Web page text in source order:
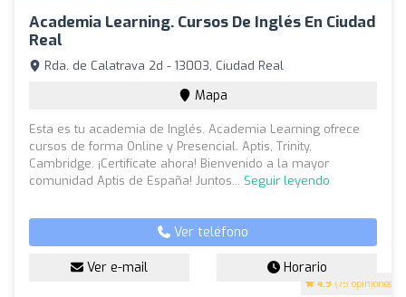
Academia Learning. Cursos De Inglés En Ciudad
Real
4.9 (75 opiniones)
Rda. de Calatrava 2d - 13003, Ciudad Real
Mapa
Esta es tu academia de Inglés. Academia Learning ofrece
cursos de forma Online y Presencial. Aptis, Trinity,
Cambridge. ¡Certifícate ahora! Bienvenido a la mayor
comunidad Aptis de España! Juntos... Seguir leyendo
Ver teléfono
Ver e-mail Horario